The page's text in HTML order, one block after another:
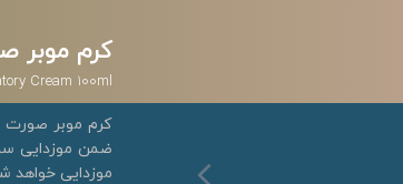
کرم موبر
Cream 100ml
کرم موبر
ضمن موزدایی
موزدایی خواهد